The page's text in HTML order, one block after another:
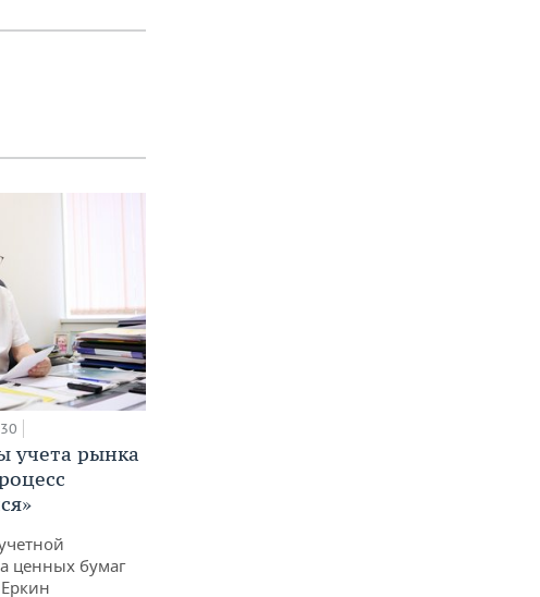
учета рынка
ценных бумаг